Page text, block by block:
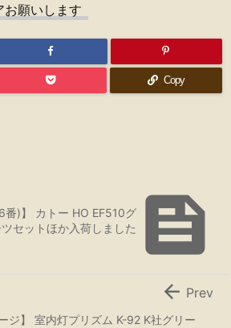
お願いします
Copy

番)】 カトー HO EF510グ
セットほか入荷しました
ージ】 室内灯プリズム K-92 K社グリー
 Prev